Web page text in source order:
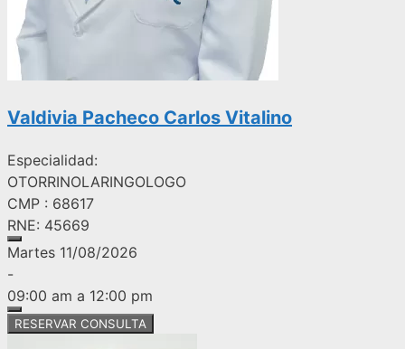
Valdivia Pacheco Carlos Vitalino
Especialidad:
OTORRINOLARINGOLOGO
CMP : 68617
RNE: 45669
Martes 11/08/2026
-
09:00 am a 12:00 pm
RESERVAR CONSULTA